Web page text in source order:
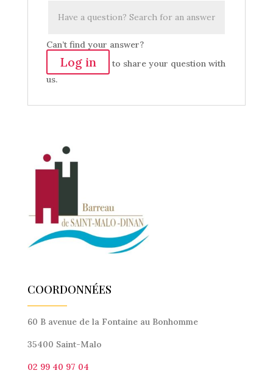
Can’t find your answer?
Log in
to share your question with
us.
COORDONNÉES
60 B avenue de la Fontaine au Bonhomme
35400 Saint-Malo
02 99 40 97 04